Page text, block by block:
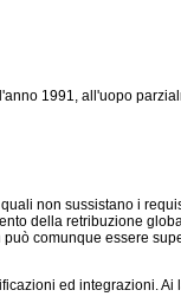
1991, all'uopo
non sussistano i
della retribuzione
comunque essere
ed integrazioni.